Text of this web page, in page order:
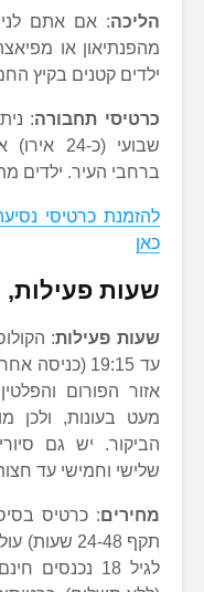
הליכה
מהפנתיאון או
ילדים קטנים בקיץ
כרטיסי תחבורה
שבועי
ברחבי העיר. ילדים מתחת לגיל
להזמנת כרטיסי
כאן
שעות פעילות,
שעות פעילות
מעט בעונות, ולכן
הביקור. יש גם
שלישי וחמישי עד
מחירים: כרטיס
לגיל 18